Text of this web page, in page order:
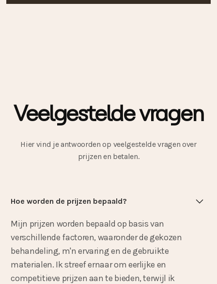
Veelgestelde vragen
Hier vind je antwoorden op veelgestelde vragen over
prijzen en betalen.
Hoe worden de prijzen bepaald?
Mijn prijzen worden bepaald op basis van
verschillende factoren, waaronder de gekozen
behandeling, m'n ervaring en de gebruikte
materialen. Ik streef ernaar om eerlijke en
competitieve prijzen aan te bieden, terwijl ik